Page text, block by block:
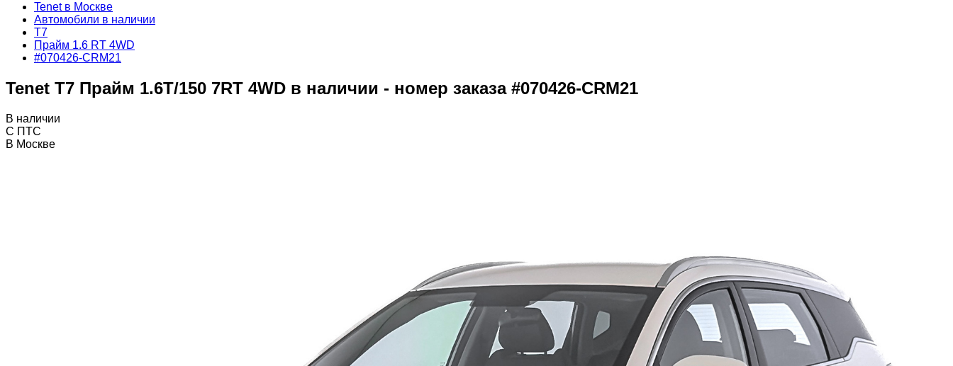
Tenet в Москве
Автомобили в наличии
T7
Прайм 1.6 RT 4WD
#070426-CRM21
Tenet T7 Прайм 1.6T/150 7RT 4WD в наличии - номер заказа #070426-CRM21
В наличии
С ПТС
В Москве